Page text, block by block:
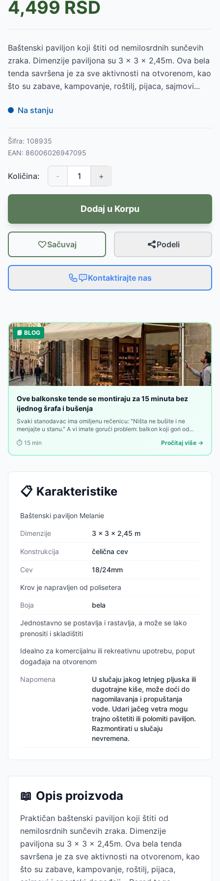
4,499 RSD
Baštenski paviljon koji štiti od nemilosrdnih sunčevih
zraka. Dimenzije paviljona su 3 x 3 x 2,45m. Ova bela
tenda savršena je za sve aktivnosti na otvorenom, kao
što su zabave, kampovanje, roštilj, pijaca, sajmovi...
Na stanju
Šifra: 108935
EAN: 86006026947095
Količina: - +
Dodaj u Korpu
Sačuvaj Podeli
Kontaktirajte nas
📘 BLOG
Ove balkonske tende se montiraju za 15 minuta bez
ijednog šrafa i bušenja
Svaki stanodavac ima omiljenu rečenicu: "Ništa ne bušite i ne
menjajte u stanu." A vi imate gorući problem: balkon koji gori od
privatnosti, bez zaštite. Rešenje postoji — ali ako ga traži bušenje
⏱️ 15 min Pročitaj više →
📋 Karakteristike
Baštenski paviljon Melanie
Dimenzije 3 x 3 x 2,45 m
Konstrukcija čelična cev
Cev 18/24mm
Krov je napravljen od polisetera
Boja bela
Jednostavno se postavlja i rastavlja, a može se lako
prenositi i skladištiti
Idealno za komercijalnu ili rekreativnu upotrebu, poput
događaja na otvorenom
Napomena
U slučaju jakog letnjeg pljuska ili
dugotrajne kiše, može doći do
nagomilavanja i propuštanja
vode. Udari jačeg vetra mogu
trajno oštetiti ili polomiti paviljon.
Razmontirati u slučaju
nevremena.
📖 Opis proizvoda
Praktičan baštenski paviljon koji štiti od
nemilosrdnih sunčevih zraka. Dimenzije
paviljona su 3 x 3 x 2,45m. Ova bela tenda
savršena je za sve aktivnosti na otvorenom, kao
što su zabave, kampovanje, roštilj, pijaca,